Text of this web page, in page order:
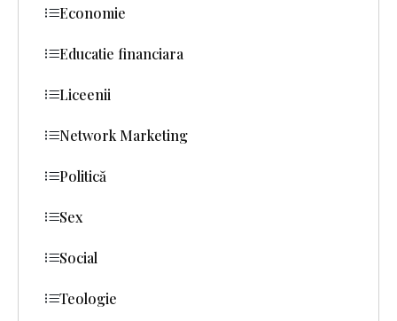
Economie
Educatie financiara
Liceenii
Network Marketing
Politică
Sex
Social
Teologie